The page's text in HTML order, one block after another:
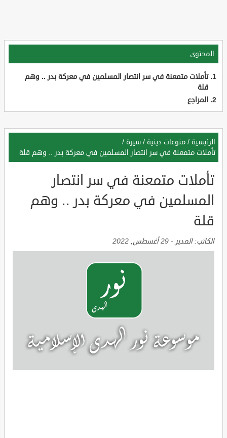
المحتوى
تأملات متمعنة في سر انتصار المسلمين في معركة بدر .. وهم
قلة
المراجع
الرئيسية / منوعات دينية / سيرة /
تأملات متمعنة في سر انتصار المسلمين في معركة بدر .. وهم قلة
تأملات متمعنة في سر انتصار
المسلمين في معركة بدر .. وهم
قلة
الكاتب:المدير - 29 أغسطس, 2022